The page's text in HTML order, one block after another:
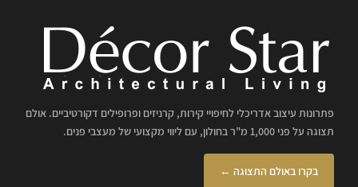
פתרונות עיצוב אדריכלי לחיפויי קירות, קרניזים ופרופילים דקורטיביים. אולם
תצוגה על פני 1,000 מ"ר בחולון, עם ליווי מקצועי של מעצבי פנים.
בקרו באולם התצוגה ←